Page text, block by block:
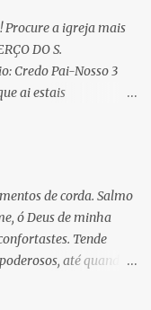
Procure a igreja mais
DO S.
Credo Pai-Nosso 3
ai estais
de Amor!
e a Vossa
e graças se deem a
Sacramento.
de corda. Salmo
ó Deus de minha
Tende
até quando